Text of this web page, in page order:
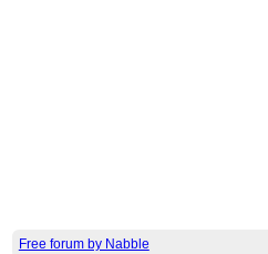
Free forum by Nabble